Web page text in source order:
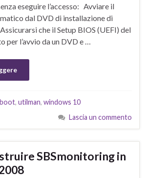
eseguire l’accesso: Avviare il
dal DVD di installazione di
che il Setup BIOS (UEFI) del
per l’avvio da un DVD e …
boot, utilman, windows 10
Lascia un commento
SBSmonitoring in